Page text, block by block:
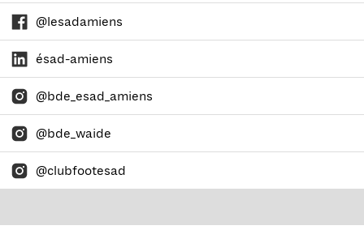
@lesadamiens
ésad-amiens
@bde_esad_amiens
@bde_waide
@clubfootesad